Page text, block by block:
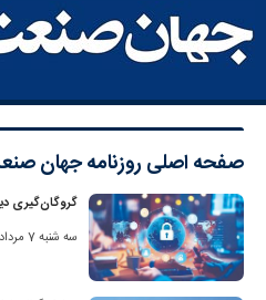
صفحه اصلی روزنامه جهان صنعت
گروگان‌گیری
سه شنبه 7 مرداد 1404